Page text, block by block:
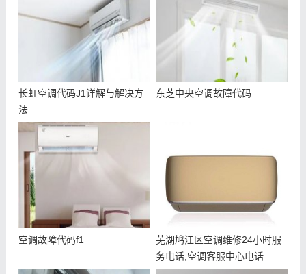
长虹空调代码J1详解与解决方
法
东芝中央空调故障代码
空调故障代码f1
芜湖鸠江区空调维修24小时服
务电话,空调客服中心电话